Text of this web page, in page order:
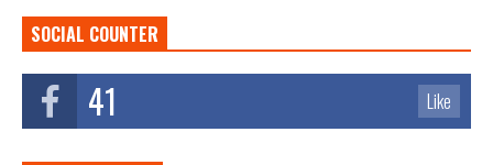
SOCIAL COUNTER
41 Like